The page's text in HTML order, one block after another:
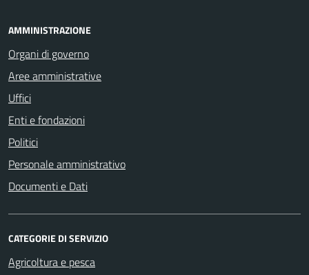
AMMINISTRAZIONE
Organi di governo
Aree amministrative
Uffici
Enti e fondazioni
Politici
Personale amministrativo
Documenti e Dati
CATEGORIE DI SERVIZIO
Agricoltura e pesca